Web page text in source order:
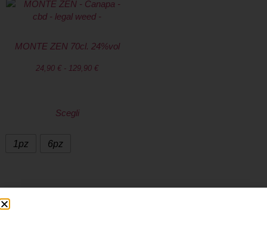
MONTE ZEN 70cl. 24%vol
24,90 € - 129,90 €
Scegli
1pz 6pz